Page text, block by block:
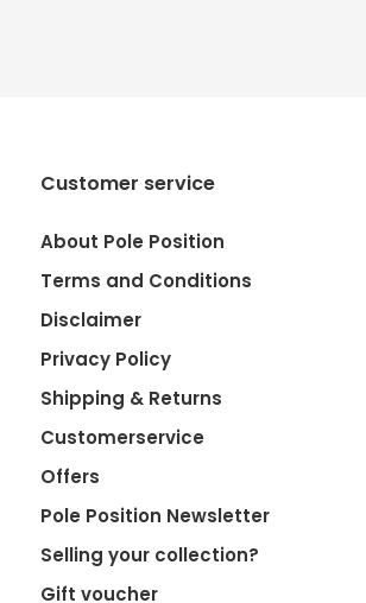
Customer service
About Pole Position
Terms and Conditions
Disclaimer
Privacy Policy
Shipping & Returns
Customerservice
Offers
Pole Position Newsletter
Selling your collection?
Gift voucher